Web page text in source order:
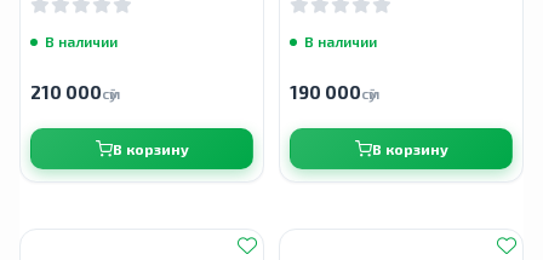
мг, 200 таблеток
В наличии
210 000сӯм
В корзину
мг, 120 таблеток
В наличии
190 000сӯм
В корзину